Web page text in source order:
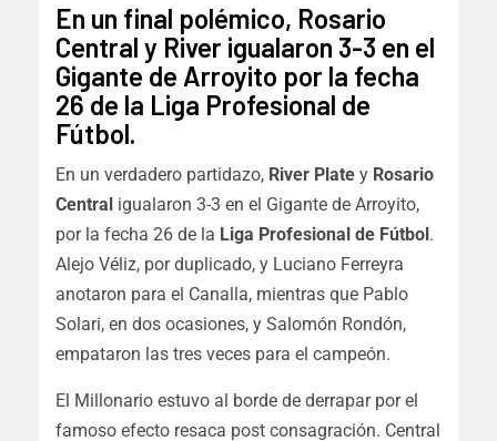
En un final polémico, Rosario
Central y River igualaron 3-3 en el
Gigante de Arroyito por la fecha
26 de la Liga Profesional de
Fútbol.
En un verdadero partidazo, River Plate y Rosario
Central igualaron 3-3 en el Gigante de Arroyito,
por la fecha 26 de la Liga Profesional de Fútbol.
Alejo Véliz, por duplicado, y Luciano Ferreyra
anotaron para el Canalla, mientras que Pablo
Solari, en dos ocasiones, y Salomón Rondón,
empataron las tres veces para el campeón.
El Millonario estuvo al borde de derrapar por el
famoso efecto resaca post consagración. Central